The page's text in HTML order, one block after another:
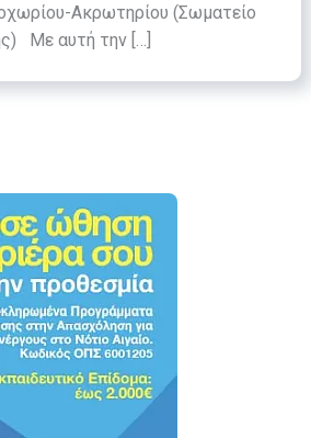
Ακρωτηρίου (Σωματείο
Με αυτή την […]